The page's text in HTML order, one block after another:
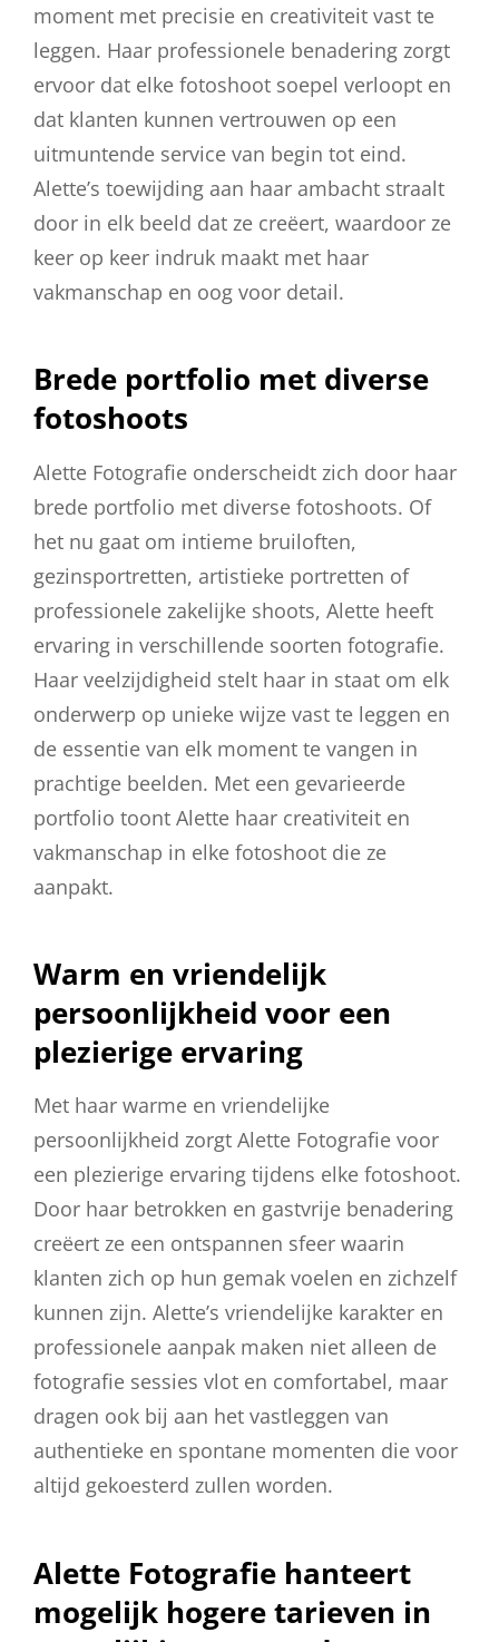
moment met precisie en creativiteit vast te
leggen. Haar professionele benadering zorgt
ervoor dat elke fotoshoot soepel verloopt en
dat klanten kunnen vertrouwen op een
uitmuntende service van begin tot eind.
Alette’s toewijding aan haar ambacht straalt
door in elk beeld dat ze creëert, waardoor ze
keer op keer indruk maakt met haar
vakmanschap en oog voor detail.
Brede portfolio met diverse
fotoshoots
Alette Fotografie onderscheidt zich door haar
brede portfolio met diverse fotoshoots. Of
het nu gaat om intieme bruiloften,
gezinsportretten, artistieke portretten of
professionele zakelijke shoots, Alette heeft
ervaring in verschillende soorten fotografie.
Haar veelzijdigheid stelt haar in staat om elk
onderwerp op unieke wijze vast te leggen en
de essentie van elk moment te vangen in
prachtige beelden. Met een gevarieerde
portfolio toont Alette haar creativiteit en
vakmanschap in elke fotoshoot die ze
aanpakt.
Warm en vriendelijk
persoonlijkheid voor een
plezierige ervaring
Met haar warme en vriendelijke
persoonlijkheid zorgt Alette Fotografie voor
een plezierige ervaring tijdens elke fotoshoot.
Door haar betrokken en gastvrije benadering
creëert ze een ontspannen sfeer waarin
klanten zich op hun gemak voelen en zichzelf
kunnen zijn. Alette’s vriendelijke karakter en
professionele aanpak maken niet alleen de
fotografie sessies vlot en comfortabel, maar
dragen ook bij aan het vastleggen van
authentieke en spontane momenten die voor
altijd gekoesterd zullen worden.
Alette Fotografie hanteert
mogelijk hogere tarieven in